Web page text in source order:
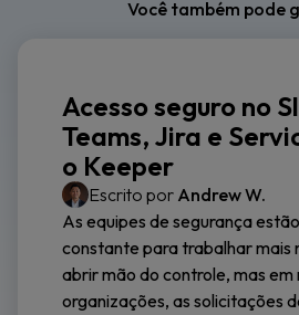
Você também pode
Acesso seguro no
Teams, Jira e
o Keeper
Escrito por Andrew W.
As equipes de segurança
constante para trabalhar mais
abrir mão do controle, mas em
organizações, as solicitações